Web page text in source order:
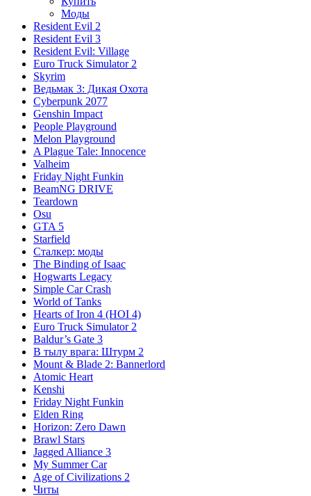
Моды
Resident Evil 2
Resident Evil 3
Resident Evil: Village
Euro Truck Simulator 2
Skyrim
Ведьмак 3: Дикая Охота
Cyberpunk 2077
Genshin Impact
People Playground
Melon Playground
A Plague Tale: Innocence
Valheim
Friday Night Funkin
BeamNG DRIVE
Teardown
Osu
GTA 5
Starfield
Сталкер: моды
The Binding of Isaac
Hogwarts Legacy
Simple Car Crash
World of Tanks
Hearts of Iron 4 (HOI 4)
Euro Truck Simulator 2
Baldur’s Gate 3
В тылу врага: Штурм 2
Mount & Blade 2: Bannerlord
Atomic Heart
Kenshi
Friday Night Funkin
Elden Ring
Horizon: Zero Dawn
Brawl Stars
Jagged Alliance 3
My Summer Car
Age of Civilizations 2
Читы